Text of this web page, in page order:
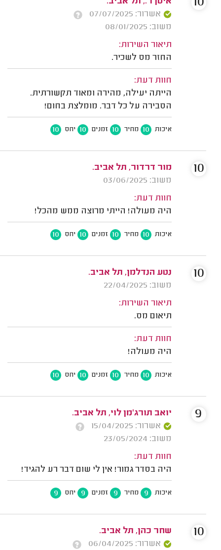
אשרור: 07/07/2025
משוב: 08/01/2025
תיאור השירות:
החזר מס לשכיר.
חוות דעת:
הייתה יעילה, מהירה ומאוד תקשורתית.
הסבירה על כל דבר. מומלצת בחום!
איכות 10 מחיר 10 זמנים 10 יחס 10
מור דרדור, תל אביב.
משוב: 03/06/2025
חוות דעת:
היה מעולה! הייתי מרוצה ממש מהכל!
איכות 10 מחיר 10 זמנים 10 יחס 10
10
נטע הנדלמן, תל אביב.
משוב: 22/04/2025
תיאור השירות:
תיאום מס.
חוות דעת:
היה מעולה!
איכות 10 מחיר 10 זמנים 10 יחס 10
10
יואב תורג'מן לוי, תל אביב.
אשרור: 15/04/2025
משוב: 23/05/2024
חוות דעת:
היה בסדר גמור! אין לי שום דבר רע להגיד!
איכות 9 מחיר 9 זמנים 9 יחס 9
9
שחר כהן, תל אביב.
אשרור: 06/04/2025
10